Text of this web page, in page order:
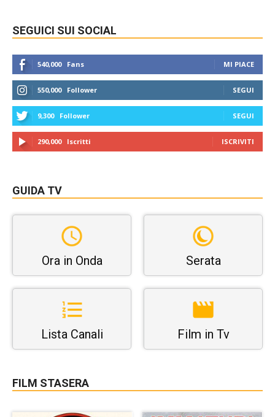
SEGUICI SUI SOCIAL
540,000 Fans MI PIACE
550,000 Follower SEGUI
9,300 Follower SEGUI
290,000 Iscritti ISCRIVITI
GUIDA TV
Ora in Onda Serata
Lista Canali Film in Tv
FILM STASERA